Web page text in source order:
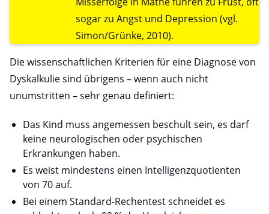
sogar zu Angst und Depression (vgl.
Simon/Grünke, 2010).
Die wissenschaftlichen Kriterien für eine Diagnose von
Dyskalkulie sind übrigens – wenn auch nicht
unumstritten – sehr genau definiert:
Das Kind muss angemessen beschult sein, es darf
keine neurologischen oder psychischen
Erkrankungen haben.
Es weist mindestens einen Intelligenzquotienten
von 70 auf.
Bei einem Standard-Rechentest schneidet es